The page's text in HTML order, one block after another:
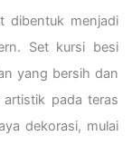
dibentuk menjadi
Set kursi besi
yang bersih dan
pada teras
dekorasi, mulai